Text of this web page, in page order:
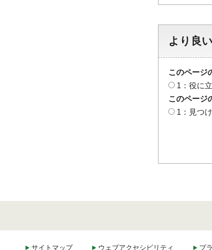
より良
このページ
1：役に
このページ
1：見つ
サイトマップ ウェブアクセシビリティ プ